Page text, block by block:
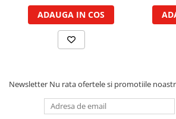
Curele ventilator
Furtunuri radiator
Intinzator de curea
Cilindru hidraulic de ridicare
Bucsa, inel, oring, piese arbore
Cablu hidraulic, piese
Ax cutie viteze
Bucsa cutie viteze
Pinion cutie viteze
ADAUGA IN COS
Newsletter Nu rata ofertele si promotiile